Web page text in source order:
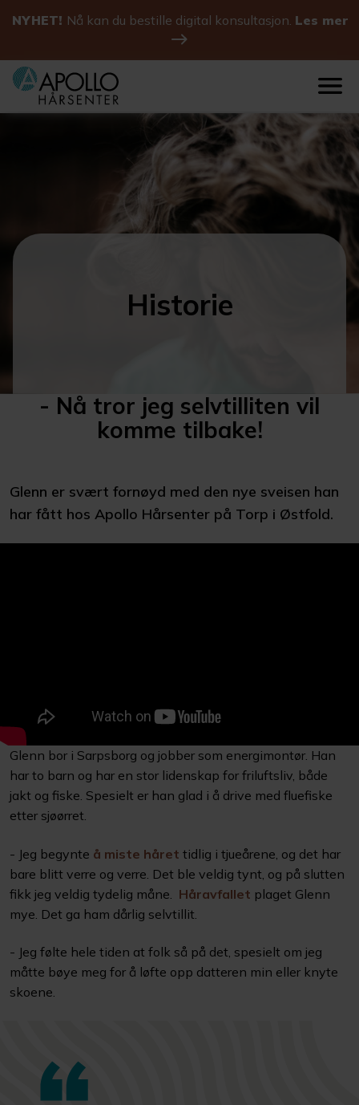
NYHET! Nå kan du bestille digital konsultasjon. Les mer
Historie
- Nå tror jeg selvtilliten vil
komme tilbake!
Glenn er svært fornøyd med den nye sveisen han
har fått hos Apollo Hårsenter på Torp i Østfold.
Glenn bor i Sarpsborg og jobber som energimontør. Han
har to barn og har en stor lidenskap for friluftsliv, både
jakt og fiske. Spesielt er han glad i å drive med fluefiske
etter sjøørret.
- Jeg begynte å miste håret tidlig i tjueårene, og det har
bare blitt verre og verre. Det ble veldig tynt, og på slutten
fikk jeg veldig tydelig måne. Håravfallet plaget Glenn
mye. Det ga ham dårlig selvtillit.
- Jeg følte hele tiden at folk så på det, spesielt om jeg
måtte bøye meg for å løfte opp datteren min eller knyte
skoene.